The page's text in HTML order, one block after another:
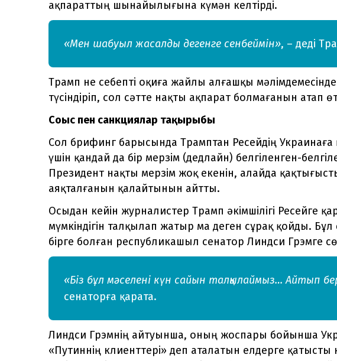
ақпараттың шынайылығына күмән келтірді.
«Мен шабуыл жасалды дегенге сенбеймін», – деді
Трамп не себепті оқиға жайлы алғашқы мәлімдемесінде
түсіндіріп, сол сәтте нақты ақпарат болмағанын атап
Соғыс пен санкциялар тақырыбы
Сол брифинг барысында Трамптан Ресейдің Украинаға
үшін қандай да бір мерзім (дедлайн) белгіленген-
Президент нақты мерзім жоқ екенін, алайда
аяқталғанын қалайтынын айтты.
Осыдан кейін журналистер Трамп әкімшілігі Ресейге
мүмкіндігін талқылап жатыр ма деген сұрақ қойды.
бірге болған республикашыл сенатор Линдси Грэмге
«Біз бұл мәселені күн сайын талқылаймыз… Айтып
сенаторға қарата.
Линдси Грэмнің айтуынша, оның жоспары бойынша
«Путиннің клиенттері» деп аталатын елдерге қатысты